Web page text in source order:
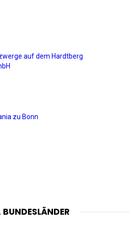
auf dem Hardtberg
zu Bonn